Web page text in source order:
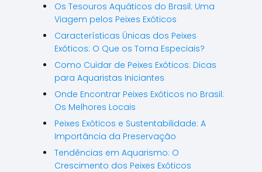
Os Tesouros Aquáticos do Brasil: Uma
Viagem pelos Peixes Exóticos
Características Únicas dos Peixes
Exóticos: O Que os Torna Especiais?
Como Cuidar de Peixes Exóticos: Dicas
para Aquaristas Iniciantes
Onde Encontrar Peixes Exóticos no Brasil:
Os Melhores Locais
Peixes Exóticos e Sustentabilidade: A
Importância da Preservação
Tendências em Aquarismo: O
Crescimento dos Peixes Exóticos